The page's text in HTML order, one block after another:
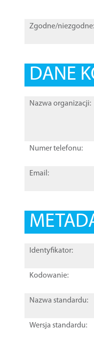
Zgodne/niezgodne:
DANE
Nazwa organizacji:
Numer telefonu:
Email:
Identyfikator:
Kodowanie:
Nazwa standardu:
Wersja standardu: